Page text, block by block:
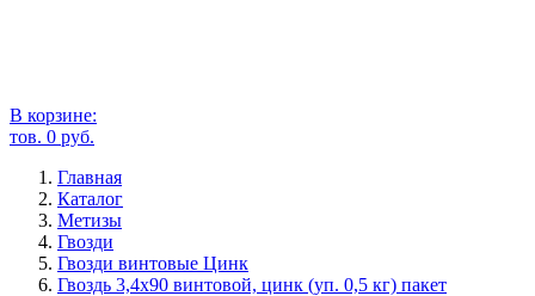
В корзине:
тов. 0 руб.
Главная
Каталог
Метизы
Гвозди
Гвозди винтовые Цинк
Гвоздь 3,4х90 винтовой, цинк (уп. 0,5 кг) пакет